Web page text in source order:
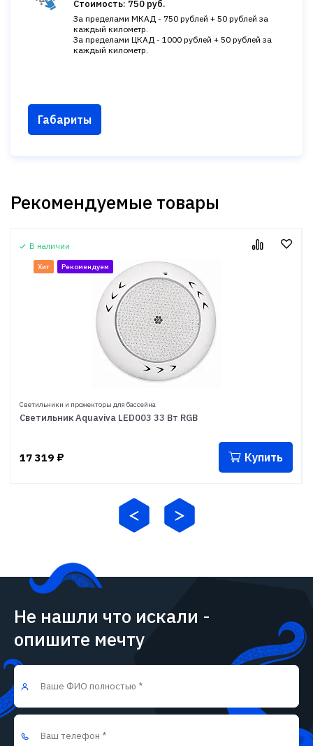
Стоимость: 750 руб.
За пределами МКАД - 750 рублей + 50 рублей за
каждый километр.
За пределами ЦКАД - 1000 рублей + 50 рублей за
каждый километр.
Габариты
Рекомендуемые товары
В наличии
Хит Рекомендуем
Светильники и прожекторы для бассейна
Светильник Aquaviva LED003 33 Вт RGB
17 319 ₽ Купить
Не нашли что искали -
опишите мечту